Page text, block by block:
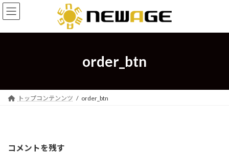
コ
ン
ン
ナ
ビ
ー
order_btn
トップコンテンンツ order_btn
コメントを残す